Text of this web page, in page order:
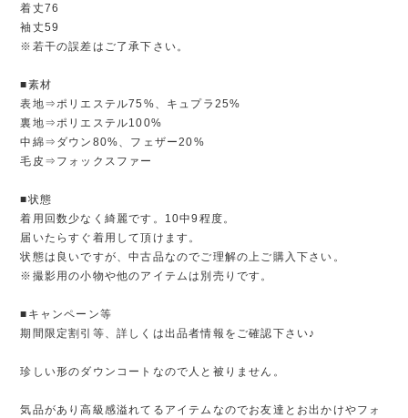
着丈76
袖丈59
※若干の誤差はご了承下さい。
■素材
表地⇒ポリエステル75%、キュプラ25%
裏地⇒ポリエステル100%
中綿⇒ダウン80%、フェザー20%
毛皮⇒フォックスファー
■状態
着用回数少なく綺麗です。10中9程度。
届いたらすぐ着用して頂けます。
状態は良いですが、中古品なのでご理解の上ご購入下さい。
※撮影用の小物や他のアイテムは別売りです。
■キャンペーン等
期間限定割引等、詳しくは出品者情報をご確認下さい♪
珍しい形のダウンコートなので人と被りません。
気品があり高級感溢れてるアイテムなのでお友達とお出かけやフォ